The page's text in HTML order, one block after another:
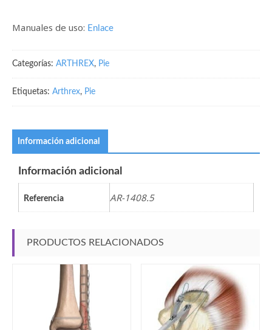
Manuales de uso: Enlace
Categorías: ARTHREX, Pie
Etiquetas: Arthrex, Pie
Información adicional
Información adicional
Referencia AR-1408.5
PRODUCTOS RELACIONADOS